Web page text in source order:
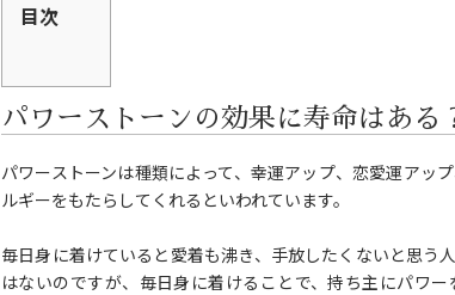
目次
パワーストーンの効果に寿命はある
パワーストーンは種類によって、幸運アップ、恋愛運アッ
ルギーをもたらしてくれるといわれています。
毎日身に着けていると愛着も沸き、手放したくないと思う
はないのですが、毎日身に着けることで、持ち主にパワ